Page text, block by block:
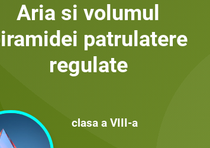
Aria si volumul
patrulatere
regulate
clasa a VIII-a